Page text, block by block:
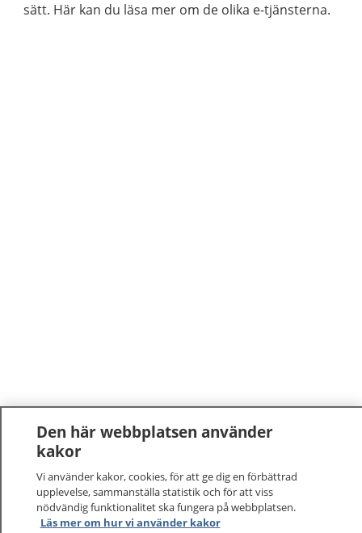
sätt. Här kan du läsa mer om de olika e-tjänsterna.
1177–tryggt om din hälsa och vård
Den här webbplatsen använder
kakor
Vi använder kakor, cookies, för att ge dig en förbättrad
upplevelse, sammanställa statistik och för att viss
nödvändig funktionalitet ska fungera på webbplatsen.
Läs mer om hur vi använder kakor